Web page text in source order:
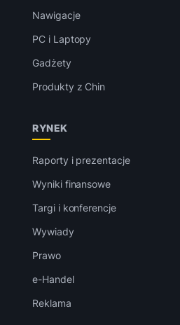
Nawigacje
PC i Laptopy
Gadżety
Produkty z Chin
RYNEK
Raporty i prezentacje
Wyniki finansowe
Targi i konferencje
Wywiady
Prawo
e-Handel
Reklama